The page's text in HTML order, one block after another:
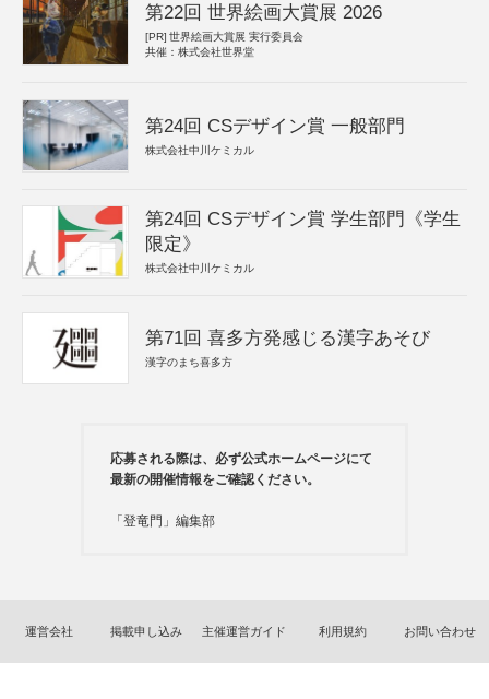
第22回 世界絵画大賞展 2026
[PR] 世界絵画大賞展 実行委員会
共催：株式会社世界堂
第24回 CSデザイン賞 一般部門
株式会社中川ケミカル
第24回 CSデザイン賞 学生部門《学生
限定》
株式会社中川ケミカル
第71回 喜多方発感じる漢字あそび
漢字のまち喜多方
応募される際は、必ず公式ホームページにて
最新の開催情報をご確認ください。
「登竜門」編集部
運営会社 掲載申し込み 主催運営ガイド 利用規約 お問い合わせ